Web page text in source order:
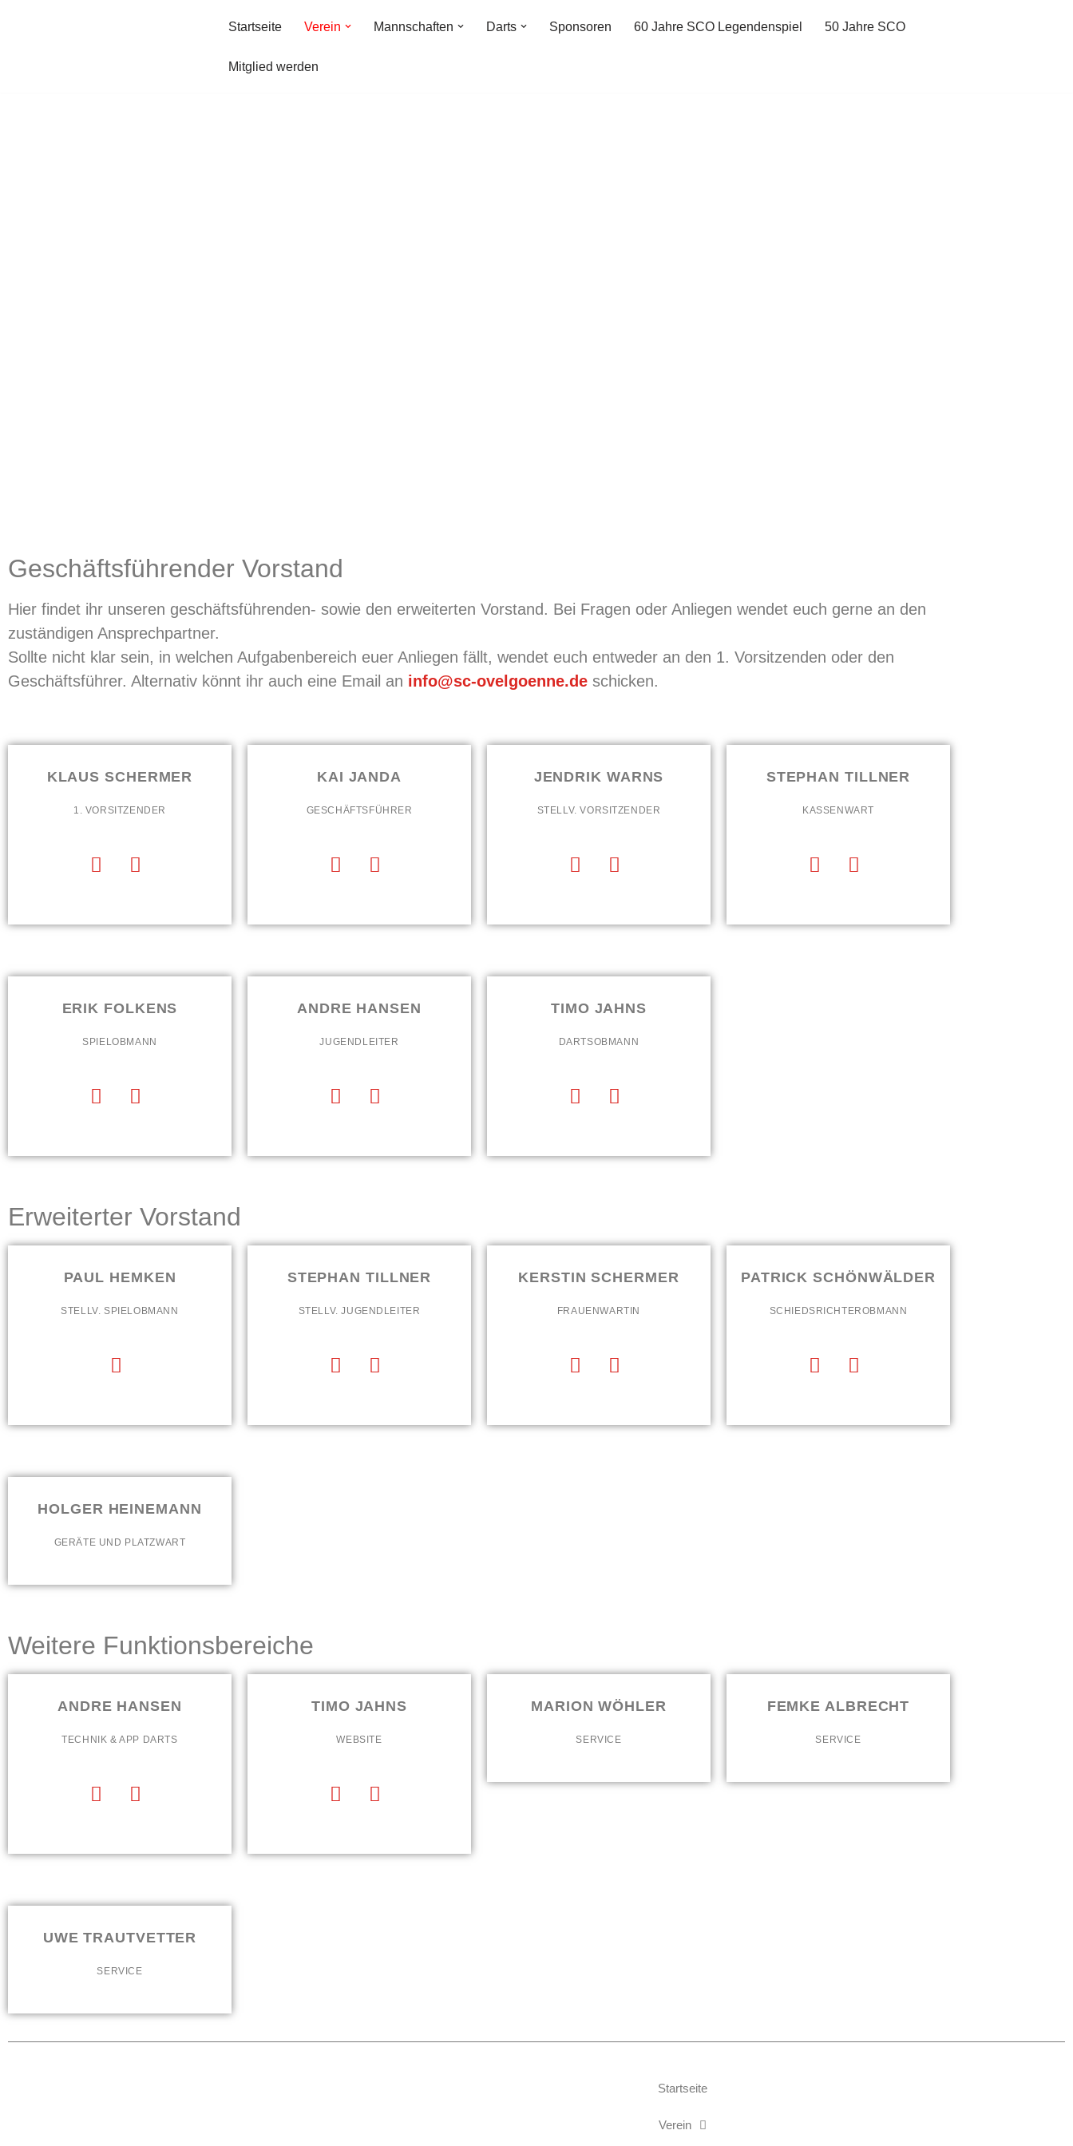
Startseite Verein Mannschaften Darts Sponsoren 60 Jahre SCO Legendenspiel 50 Jahre SCO
Mitglied werden
Geschäftsführender Vorstand
Hier findet ihr unseren geschäftsführenden- sowie den erweiterten Vorstand. Bei Fragen oder Anliegen wendet euch gerne an den
zuständigen Ansprechpartner.
Sollte nicht klar sein, in welchen Aufgabenbereich euer Anliegen fällt, wendet euch entweder an den 1. Vorsitzenden oder den
Geschäftsführer. Alternativ könnt ihr auch eine Email an info@sc-ovelgoenne.de schicken.
KLAUS SCHERMER
1. VORSITZENDER
KAI JANDA
GESCHÄFTSFÜHRER
JENDRIK WARNS
STELLV. VORSITZENDER
STEPHAN TILLNER
KASSENWART
ERIK FOLKENS
SPIELOBMANN
ANDRE HANSEN
JUGENDLEITER
TIMO JAHNS
DARTSOBMANN
Erweiterter Vorstand
PAUL HEMKEN
STELLV. SPIELOBMANN
STEPHAN TILLNER
STELLV. JUGENDLEITER
KERSTIN SCHERMER
FRAUENWARTIN
PATRICK SCHÖNWÄLDER
SCHIEDSRICHTEROBMANN
HOLGER HEINEMANN
GERÄTE UND PLATZWART
Weitere Funktionsbereiche
ANDRE HANSEN
TECHNIK & APP DARTS
TIMO JAHNS
WEBSITE
MARION WÖHLER
SERVICE
FEMKE ALBRECHT
SERVICE
UWE TRAUTVETTER
SERVICE
Startseite
Verein